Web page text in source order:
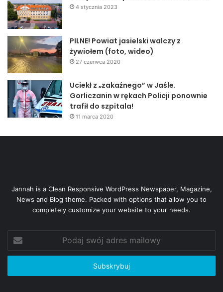
4 stycznia 2023
PILNE! Powiat jasielski walczy z
żywiołem (foto, wideo)
27 czerwca 2020
Uciekł z „zakaźnego” w Jaśle.
Gorliczanin w rękach Policji ponownie
trafił do szpitala!
11 marca 2020
Jannah is a Clean Responsive WordPress Newspaper, Magazine,
News and Blog theme. Packed with options that allow you to
completely customize your website to your needs.
Podaj
swój
adres